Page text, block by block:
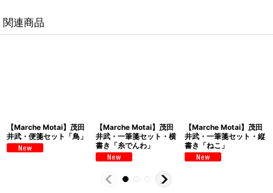
関連商品
【Marche Motai】茂田
井武・便箋セット「鳥」
【Marche Motai】茂田
井武・一筆箋セット・横
書き「糸でんわ」
【Marche Motai】茂田
井武・一筆箋セット・縦
書き「ねこ」